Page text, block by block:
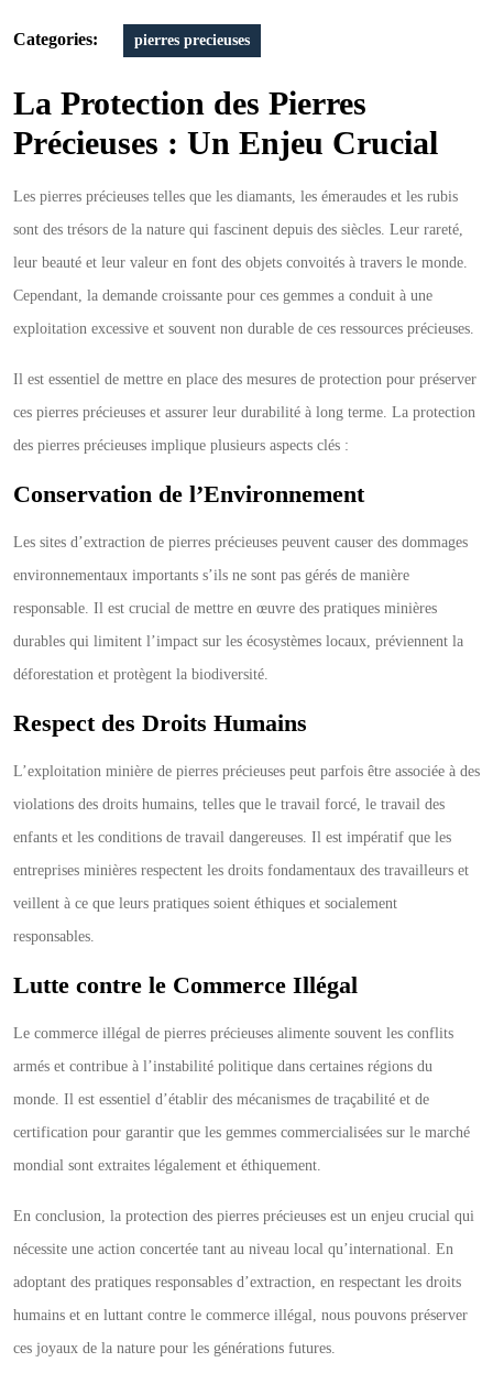
Categories: pierres precieuses
La Protection des Pierres
Précieuses : Un Enjeu Crucial
Les pierres précieuses telles que les diamants, les émeraudes et les rubis
sont des trésors de la nature qui fascinent depuis des siècles. Leur rareté,
leur beauté et leur valeur en font des objets convoités à travers le monde.
Cependant, la demande croissante pour ces gemmes a conduit à une
exploitation excessive et souvent non durable de ces ressources précieuses.
Il est essentiel de mettre en place des mesures de protection pour préserver
ces pierres précieuses et assurer leur durabilité à long terme. La protection
des pierres précieuses implique plusieurs aspects clés :
Conservation de l’Environnement
Les sites d’extraction de pierres précieuses peuvent causer des dommages
environnementaux importants s’ils ne sont pas gérés de manière
responsable. Il est crucial de mettre en œuvre des pratiques minières
durables qui limitent l’impact sur les écosystèmes locaux, préviennent la
déforestation et protègent la biodiversité.
Respect des Droits Humains
L’exploitation minière de pierres précieuses peut parfois être associée à des
violations des droits humains, telles que le travail forcé, le travail des
enfants et les conditions de travail dangereuses. Il est impératif que les
entreprises minières respectent les droits fondamentaux des travailleurs et
veillent à ce que leurs pratiques soient éthiques et socialement
responsables.
Lutte contre le Commerce Illégal
Le commerce illégal de pierres précieuses alimente souvent les conflits
armés et contribue à l’instabilité politique dans certaines régions du
monde. Il est essentiel d’établir des mécanismes de traçabilité et de
certification pour garantir que les gemmes commercialisées sur le marché
mondial sont extraites légalement et éthiquement.
En conclusion, la protection des pierres précieuses est un enjeu crucial qui
nécessite une action concertée tant au niveau local qu’international. En
adoptant des pratiques responsables d’extraction, en respectant les droits
humains et en luttant contre le commerce illégal, nous pouvons préserver
ces joyaux de la nature pour les générations futures.